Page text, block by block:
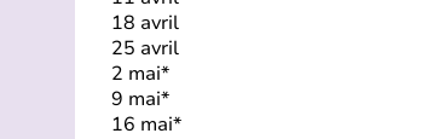
18 avril
25 avril
2 mai*
9 mai*
16 mai*